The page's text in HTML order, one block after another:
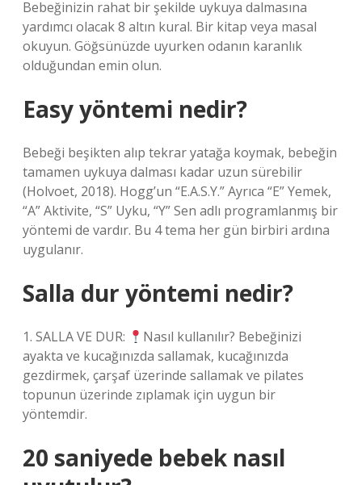
Bebeğinizin rahat bir şekilde uykuya dalmasına
yardımcı olacak 8 altın kural. Bir kitap veya masal
okuyun. Göğsünüzde uyurken odanın karanlık
olduğundan emin olun.
Easy yöntemi nedir?
Bebeği beşikten alıp tekrar yatağa koymak, bebeğin
tamamen uykuya dalması kadar uzun sürebilir
(Holvoet, 2018). Hogg’un “E.A.S.Y.” Ayrıca “E” Yemek,
“A” Aktivite, “S” Uyku, “Y” Sen adlı programlanmış bir
yöntemi de vardır. Bu 4 tema her gün birbiri ardına
uygulanır.
Salla dur yöntemi nedir?
1. SALLA VE DUR:
Nasıl kullanılır? Bebeğinizi
ayakta ve kucağınızda sallamak, kucağınızda
gezdirmek, çarşaf üzerinde sallamak ve pilates
topunun üzerinde zıplamak için uygun bir
yöntemdir.
20 saniyede bebek nasıl